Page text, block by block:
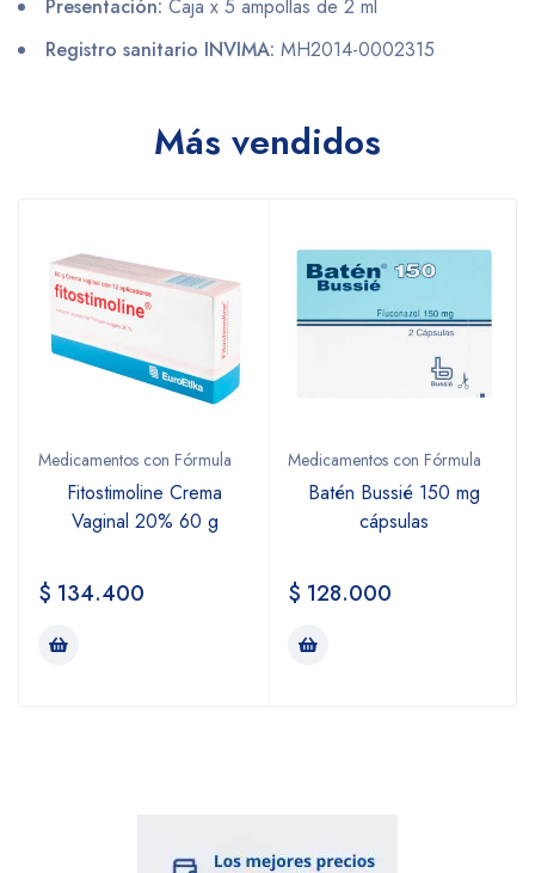
Presentación: Caja x 5 ampollas de 2 ml
Registro sanitario INVIMA: MH2014-0002315
Más vendidos
Medicamentos con Fórmula
Fitostimoline Crema
Vaginal 20% 60 g
$ 134.400
Medicamentos con Fórmula
Batén Bussié 150 mg
cápsulas
$ 128.000